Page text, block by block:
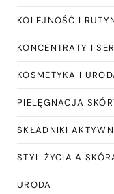
KOLEJNOŚĆ I
KONCENTRATY I
KOSMETYKA I
PIELĘGNACJA
SKŁADNIKI
STYL ŻYCIA A
URODA